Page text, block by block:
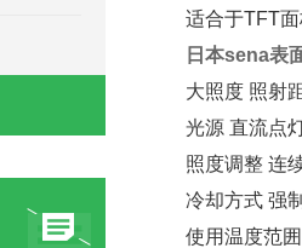
适合于TFT
日本sena表
大照度 照射
光源 直流点
照度调整 连
冷却方式 强
使用温度范